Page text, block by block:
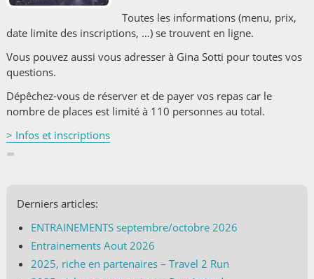
Toutes les informations (menu, prix,
date limite des inscriptions, …) se trouvent en ligne.
Vous pouvez aussi vous adresser à Gina Sotti pour toutes vos
questions.
Dépêchez-vous de réserver et de payer vos repas car le
nombre de places est limité à 110 personnes au total.
> Infos et inscriptions
Derniers articles:
ENTRAINEMENTS septembre/octobre 2026
Entrainements Aout 2026
2025, riche en partenaires – Travel 2 Run